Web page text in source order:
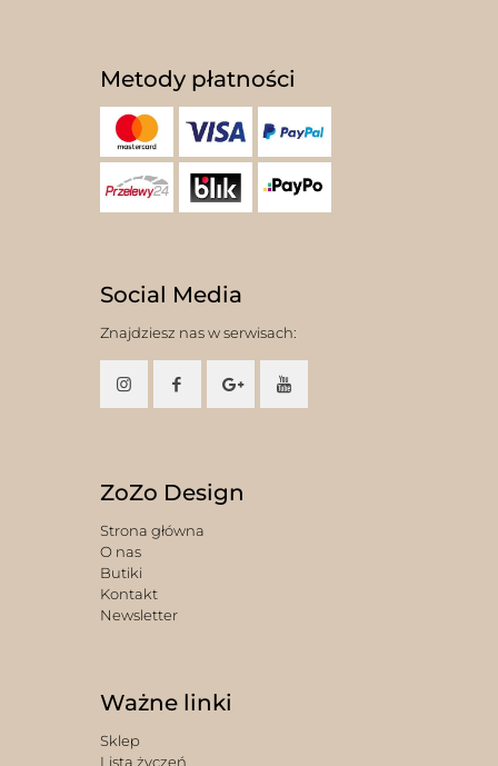
Metody płatności
Social Media
Znajdziesz nas w serwisach:
ZoZo Design
Strona główna
O nas
Butiki
Kontakt
Newsletter
Ważne linki
Sklep
Lista życzeń